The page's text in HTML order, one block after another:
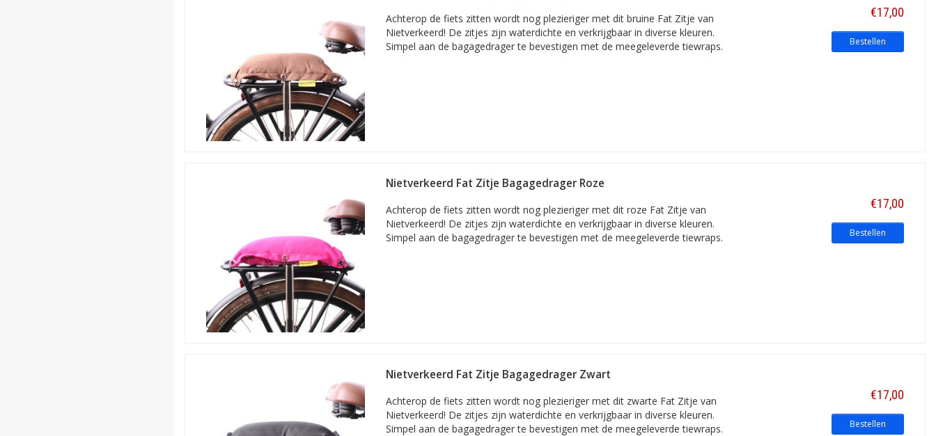
Achterop de fiets zitten wordt nog plezieriger met dit bruine Fat Zitje van
Nietverkeerd! De zitjes zijn waterdichte en verkrijgbaar in diverse kleuren.
Simpel aan de bagagedrager te bevestigen met de meegeleverde tiewraps.
€17,00
Bestellen
Nietverkeerd Fat Zitje Bagagedrager Roze
Achterop de fiets zitten wordt nog plezieriger met dit roze Fat Zitje van
Nietverkeerd! De zitjes zijn waterdichte en verkrijgbaar in diverse kleuren.
Simpel aan de bagagedrager te bevestigen met de meegeleverde tiewraps.
€17,00
Bestellen
Nietverkeerd Fat Zitje Bagagedrager Zwart
Achterop de fiets zitten wordt nog plezieriger met dit zwarte Fat Zitje van
Nietverkeerd! De zitjes zijn waterdichte en verkrijgbaar in diverse kleuren.
Simpel aan de bagagedrager te bevestigen met de meegeleverde tiewraps.
€17,00
Bestellen